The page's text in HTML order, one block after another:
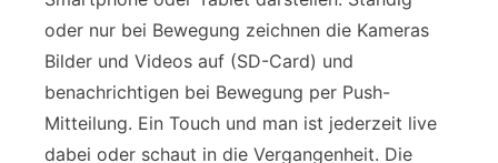
oder nur bei Bewegung zeichnen die Kameras
Bilder und Videos auf (SD-Card) und
benachrichtigen bei Bewegung per Push-
Mitteilung. Ein Touch und man ist jederzeit live
dabei oder schaut in die Vergangenheit. Die